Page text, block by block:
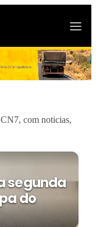
com noticias,
segunda
do